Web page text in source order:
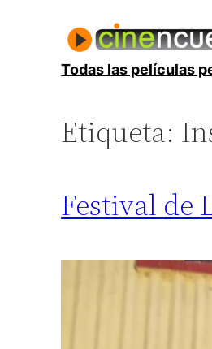
contenidoTodas las películas
Etiqueta:
Festival de